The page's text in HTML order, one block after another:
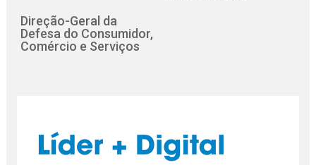
Direção-Geral da
Defesa do Consumidor,
Comércio e Serviços